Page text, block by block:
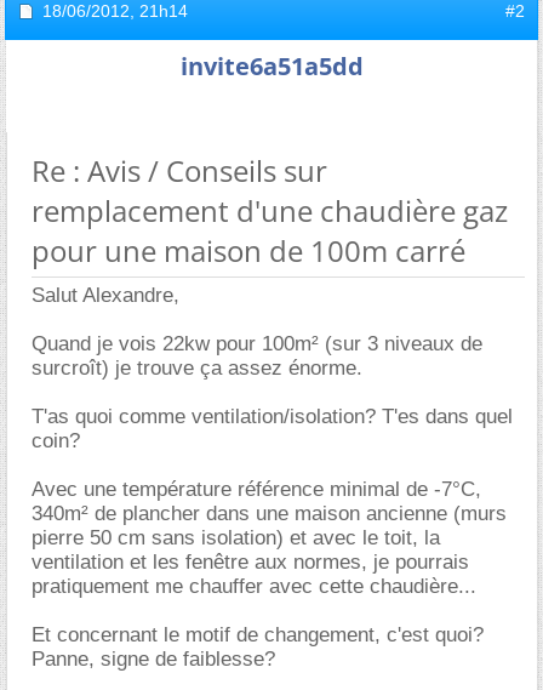
18/06/2012, 21h14 #2
invite6a51a5dd
Re : Avis / Conseils sur
remplacement d'une chaudière gaz
pour une maison de 100m carré
Salut Alexandre,
Quand je vois 22kw pour 100m² (sur 3 niveaux de
surcroît) je trouve ça assez énorme.
T'as quoi comme ventilation/isolation? T'es dans quel
coin?
Avec une température référence minimal de -7°C,
340m² de plancher dans une maison ancienne (murs
pierre 50 cm sans isolation) et avec le toit, la
ventilation et les fenêtre aux normes, je pourrais
pratiquement me chauffer avec cette chaudière...
Et concernant le motif de changement, c'est quoi?
Panne, signe de faiblesse?